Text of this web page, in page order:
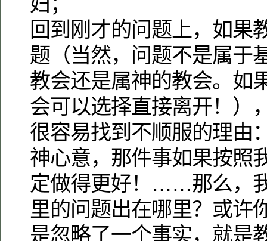
回到刚才的问题上，如果
题（当然，问题不是属于
教会还是属神的教会。如
会可以选择直接离开！）
很容易找到不顺服的理由
神心意，那件事如果按照
定做得更好！……那么，
里的问题出在哪里？或许
是忽略了一个事实，就是